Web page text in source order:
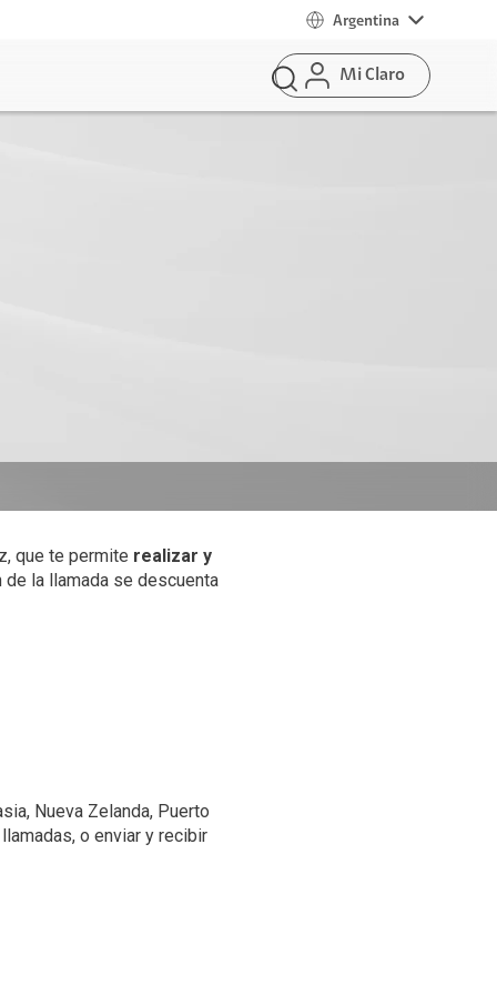
Argentina
Mi Claro
que te permite realizar y
de la llamada se descuenta
Nueva Zelanda, Puerto
o enviar y recibir